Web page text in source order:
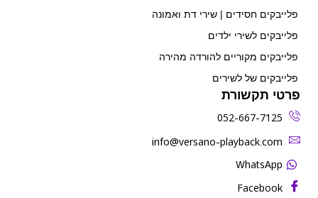
פלייבקים חסידים | שירי דת ואמונה
פלייבקים לשירי ילדים
פלייבקים מקוריים להורדה מהירה
פלייבקים של לשירים
פרטי תקשורת
052-667-7125
‫info@versano-playback.com‬
WhatsApp
Facebook